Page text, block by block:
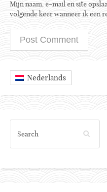
Mijn naam, e-mail en site
volgende keer wanneer ik een
Nederlands